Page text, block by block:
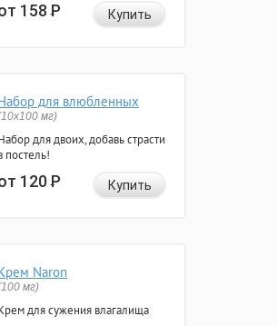
158Р Купить
для влюбленных
мг)
для двоих, добавь страсти
постель!
120Р Купить
Naron
мг)
для сужения влагалища